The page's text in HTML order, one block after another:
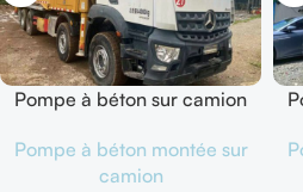
Pompe à béton sur camion
d'occasion 56m 202003
Pompe à béton montée sur
camion